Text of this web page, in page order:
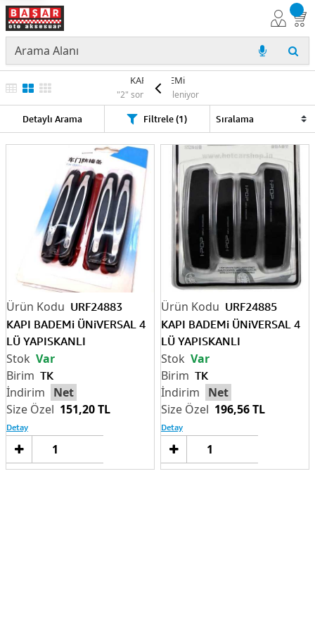
KAPI BADEMi
"2" sonuç listeleniyor
Detaylı Arama Filtrele (1)
URF24883
KAPI BADEMi ÜNiVERSAL 4
LÜ YAPISKANLI
TK
Net
151,20 TL
Var
Detay
Sepete
URF24885
KAPI BADEMi ÜNiVERSAL 4
LÜ YAPISKANLI
TK
Net
196,56 TL
Var
Detay